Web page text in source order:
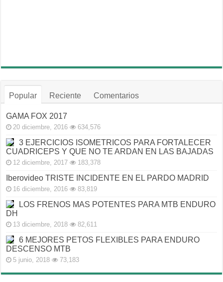
Popular Reciente Comentarios
GAMA FOX 2017
20 diciembre, 2016 634,576
3 EJERCICIOS ISOMETRICOS PARA FORTALECER
CUADRICEPS Y QUE NO TE ARDAN EN LAS BAJADAS
12 diciembre, 2017 183,378
Iberovideo TRISTE INCIDENTE EN EL PARDO MADRID
16 diciembre, 2016 83,819
LOS FRENOS MAS POTENTES PARA MTB ENDURO
DH
13 diciembre, 2018 82,611
6 MEJORES PETOS FLEXIBLES PARA ENDURO
DESCENSO MTB
5 junio, 2018 73,183